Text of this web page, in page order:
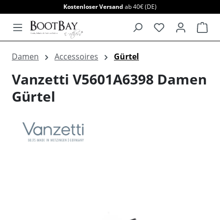
Kostenloser Versand ab 40€ (DE)
Damen Accessoires Gürtel
Vanzetti V5601A6398 Damen
Gürtel